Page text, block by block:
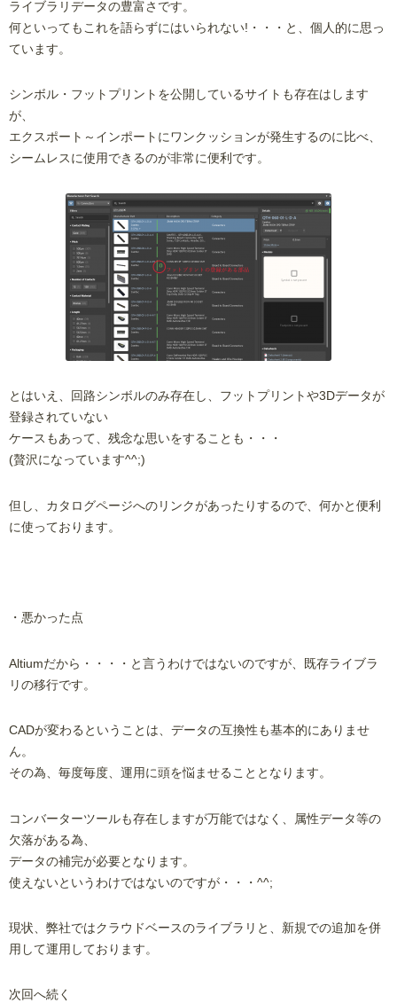
ライブラリデータの豊富さです。
何といってもこれを語らずにはいられない!・・・と、個人的に思っ
ています。
シンボル・フットプリントを公開しているサイトも存在はします
が、
エクスポート～インポートにワンクッションが発生するのに比べ、
シームレスに使用できるのが非常に便利です。
とはいえ、回路シンボルのみ存在し、フットプリントや3Dデータが
登録されていない
ケースもあって、残念な思いをすることも・・・
(贅沢になっています^^;)
但し、カタログページへのリンクがあったりするので、何かと便利
に使っております。
・悪かった点
Altiumだから・・・・と言うわけではないのですが、既存ライブラ
リの移行です。
CADが変わるということは、データの互換性も基本的にありませ
ん。
その為、毎度毎度、運用に頭を悩ませることとなります。
コンバーターツールも存在しますが万能ではなく、属性データ等の
欠落がある為、
データの補完が必要となります。
使えないというわけではないのですが・・・^^;
現状、弊社ではクラウドベースのライブラリと、新規での追加を併
用して運用しております。
次回へ続く